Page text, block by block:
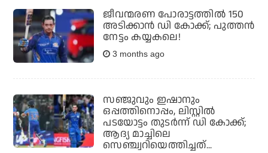
ജീവന്മരണ പോരാട്ടത്തില്‍ 150
അടിക്കാന്‍ ഡി കോക്ക്; പുത്തന്‍
നേട്ടം കയ്യകലെ!
3 months ago
സഞ്ജുവും ഇഷാനും
ഒപ്പത്തിനൊപ്പം, ലിസ്റ്റില്‍
പടയോട്ടം തുടര്‍ന്ന് ഡി കോക്ക്;
ആദ്യ മാച്ചിലെ
സെഞ്ച്വറിയെത്തിച്ചത്...